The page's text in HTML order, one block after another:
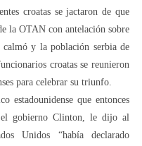
croatas se jactaron de que
la OTAN con antelación sobre
calmó y la población serbia de
croatas se reunieron
para celebrar su triunfo.
estadounidense que entonces
el gobierno Clinton, le dijo al
Unidos “había declarado